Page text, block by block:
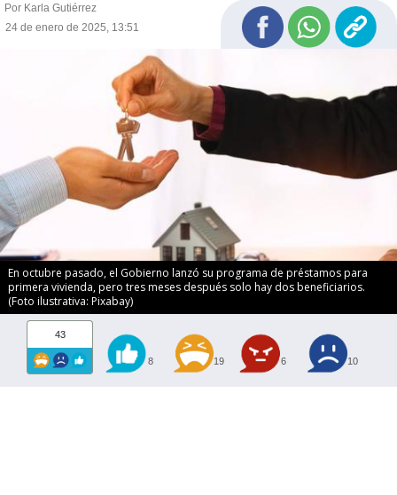
Por Karla Gutiérrez
24 de enero de 2025, 13:51
En octubre pasado, el Gobierno lanzó su programa de préstamos para
primera vivienda, pero tres meses después solo hay dos beneficiarios.
(Foto ilustrativa: Pixabay)
43
8 19 6 10